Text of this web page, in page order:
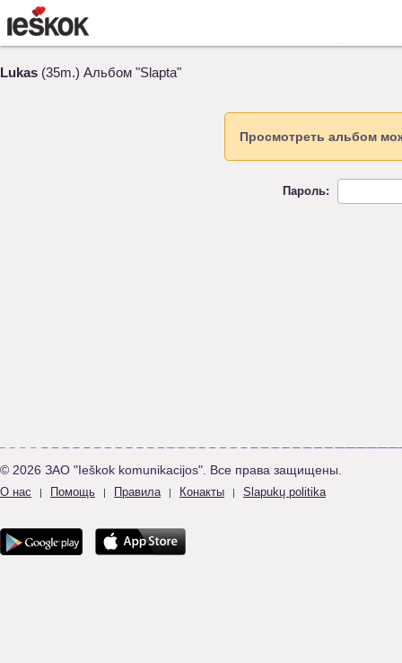
Lukas (35m.) Альбом "Slapta"
Просмотреть альбом
Пароль:
© 2026 ЗАО "Ieškok komunikacijos". Все права защищены.
О нас | Помощь | Правила | Конакты | Slapukų politika